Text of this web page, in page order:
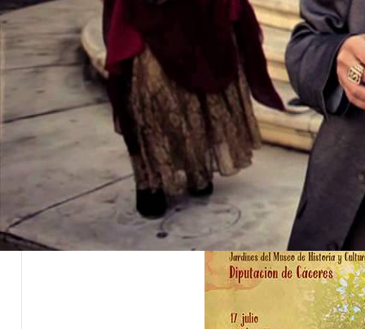
del 17 de julio al 21 de agosto.
A pesar de la crisis sanitaria, la Diputación de
ciudadan@s adaptando el calendario en lugar de